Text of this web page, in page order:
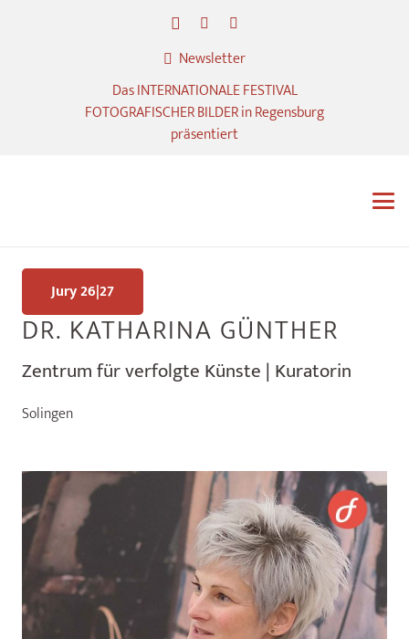
Newsletter
Das INTERNATIONALE FESTIVAL
FOTOGRAFISCHER BILDER in Regensburg
präsentiert
Jury 26|27
DR. KATHARINA GÜNTHER
Zentrum für verfolgte Künste | Kuratorin
Solingen